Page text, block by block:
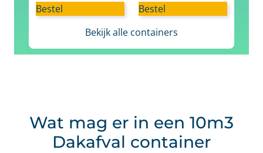
Bestel
Bestel
Bekijk alle containers
Wat mag er in een 10m3
Dakafval container